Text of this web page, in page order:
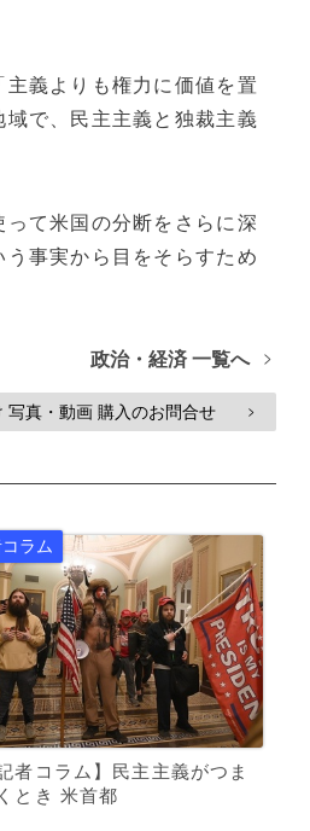
義よりも権力に価値を置
で、民主主義と独裁主義
て米国の分断をさらに深
事実から目をそらすため
政治・経済 一覧へ >
写真・動画 購入のお問合せ >
記者コラム】民主主義がつま
とき 米首都